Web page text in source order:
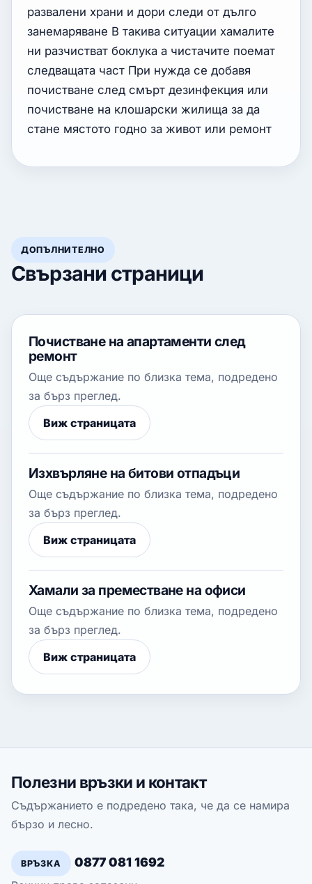
развалени храни и дори следи от дълго
занемаряване В такива ситуации хамалите
ни разчистват боклука а чистачите поемат
следващата част При нужда се добавя
почистване след смърт дезинфекция или
почистване на клошарски жилища за да
стане мястото годно за живот или ремонт
ДОПЪЛНИТЕЛНО
Свързани страници
Почистване на апартаменти след
ремонт
Още съдържание по близка тема, подредено
за бърз преглед.
Виж страницата
Изхвърляне на битови отпадъци
Още съдържание по близка тема, подредено
за бърз преглед.
Виж страницата
Хамали за преместване на офиси
Още съдържание по близка тема, подредено
за бърз преглед.
Виж страницата
Полезни връзки и контакт
Съдържанието е подредено така, че да се намира
бързо и лесно.
ВРЪЗКА 0877 081 1692